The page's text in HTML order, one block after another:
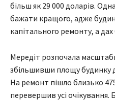
більш як 29 000 доларів.
бажати кращого, адже
капітального ремонту, а
Мередіт розпочала
збільшивши площу будинку
На ремонт пішло близько
перевершив усі очікування.